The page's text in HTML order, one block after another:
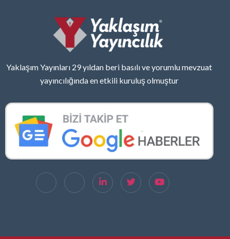
Yaklaşım Yayınları 29 yıldan beri basılı ve yorumlu mevzuat
yayıncılığında en etkili kuruluş olmuştur